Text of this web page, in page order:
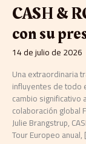
CASH &
con su
14 de julio de 2026
Una extraordinaria
influyentes de todo
cambio
colaboración global
Julie Brangstrup,
Tour Europeo